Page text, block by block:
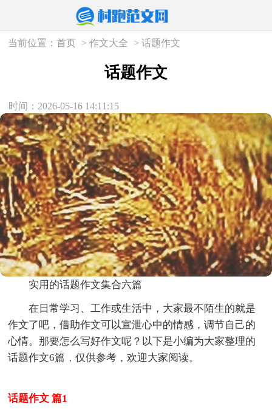
当前位置：首页 >作文大全 >话题作文
话题作文
时间：2026-05-16 14:11:15
实用的话题作文集合六篇
在日常学习、工作或生活中，大家最不陌生的就是
作文了吧，借助作文可以宣泄心中的情感，调节自己的
心情。那要怎么写好作文呢？以下是小编为大家整理的
话题作文6篇，仅供参考，欢迎大家阅读。
话题作文 篇1